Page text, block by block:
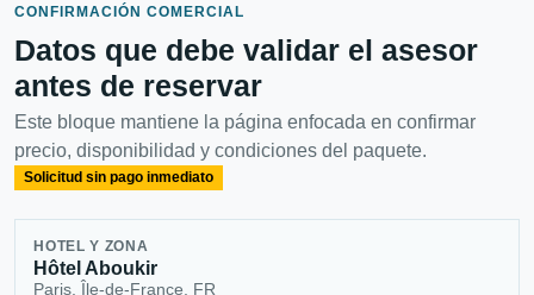
CONFIRMACIÓN COMERCIAL
Datos que debe validar el asesor
antes de reservar
Este bloque mantiene la página enfocada en confirmar
precio, disponibilidad y condiciones del paquete.
Solicitud sin pago inmediato
HOTEL Y ZONA
Hôtel Aboukir
Paris, Île-de-France, FR